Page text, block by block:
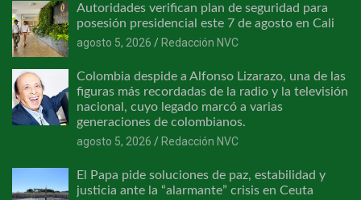
Autoridades verifican plan de seguridad para
posesión presidencial este 7 de agosto en Cali
agosto 5, 2026
Redacción NVC
Colombia despide a Alfonso Lizarazo, una de las
figuras más recordadas de la radio y la televisión
nacional, cuyo legado marcó a varias
generaciones de colombianos.
agosto 5, 2026
Redacción NVC
El Papa pide soluciones de paz, estabilidad y
justicia ante la “alarmante” crisis en Ceuta